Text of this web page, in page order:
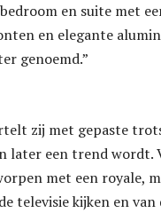
en suite met
en elegante
genoemd.”
zij met gepaste
later een trend wordt.
met een royale,
televisie kijken en